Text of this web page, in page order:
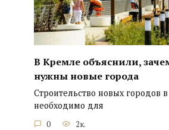
В Кремле объяснили,
нужны новые города
Строительство новых городов
необходимо для
0 2к.